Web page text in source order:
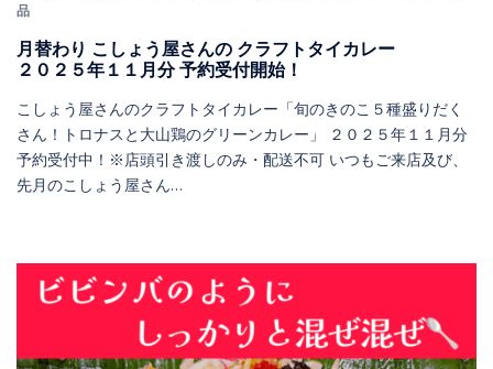
品
月替わり こしょう屋さんの クラフトタイカレー
２０２５年１１月分 予約受付開始！
こしょう屋さんのクラフトタイカレー「旬のきのこ５種盛りだく
さん！トロナスと大山鶏のグリーンカレー」 ２０２５年１１月分
予約受付中！※店頭引き渡しのみ・配送不可 いつもご来店及び、
先月のこしょう屋さん…